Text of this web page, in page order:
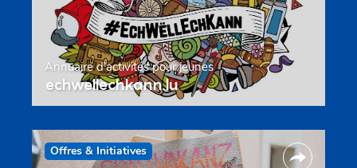
Annuaire d’activités pour jeunes
echwellechkann.lu
Offres & Initiatives